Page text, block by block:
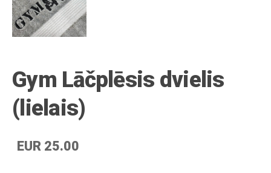
Gym Lāčplēsis dvielis
(lielais)
EUR 25.00